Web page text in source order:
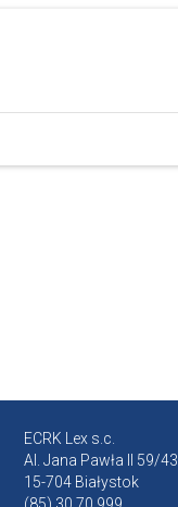
ECRK Lex s.c.
Al. Jana Pawła II 59/43
15-704 Białystok